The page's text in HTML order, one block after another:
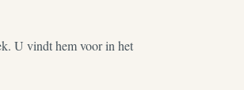
U vindt hem voor in het